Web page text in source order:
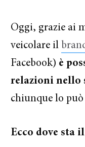
Oggi, grazie ai
veicolare il
Facebook) è
relazioni nello
chiunque lo può
Ecco dove sta